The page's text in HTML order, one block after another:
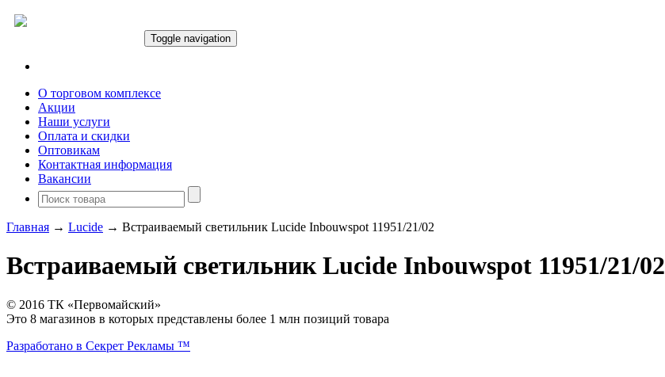
Toggle navigation
О торговом комплексе
Акции
Наши услуги
Оплата и скидки
Оптовикам
Контактная информация
Вакансии
Главная → Lucide → Встраиваемый светильник Lucide Inbouwspot 11951/21/02
Встраиваемый светильник Lucide Inbouwspot 11951/21/02
© 2016 ТК «Первомайский»
Это 8 магазинов в которых представлены более 1 млн позиций товара
Разработано в Секрет Рекламы ™